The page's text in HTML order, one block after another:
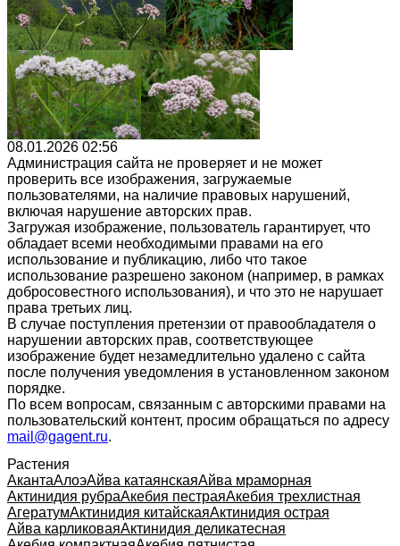
08.01.2026 02:56
Администрация сайта не проверяет и не может
проверить все изображения, загружаемые
пользователями, на наличие правовых нарушений,
включая нарушение авторских прав.
Загружая изображение, пользователь гарантирует, что
обладает всеми необходимыми правами на его
использование и публикацию, либо что такое
использование разрешено законом (например, в рамках
добросовестного использования), и что это не нарушает
права третьих лиц.
В случае поступления претензии от правообладателя о
нарушении авторских прав, соответствующее
изображение будет незамедлительно удалено с сайта
после получения уведомления в установленном законом
порядке.
По всем вопросам, связанным с авторскими правами на
пользовательский контент, просим обращаться по адресу
mail@gagent.ru.
Растения
АкантаАлоэАйва катаянскаяАйва мраморная
Актинидия рубраАкебия пестраяАкебия трехлистная
АгератумАктинидия китайскаяАктинидия острая
Айва карликоваяАктинидия деликатесная